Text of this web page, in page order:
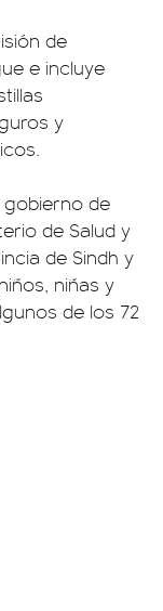
de
e incluye
y
gobierno de
de Salud y
de Sindh y
niñas y
de los 72